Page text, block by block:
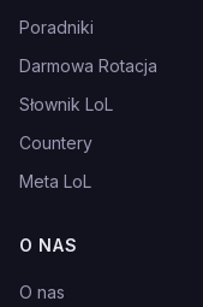
Poradniki
Darmowa Rotacja
Słownik LoL
Countery
Meta LoL
O NAS
O nas